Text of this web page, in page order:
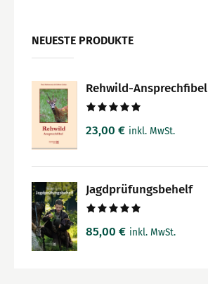
NEUESTE PRODUKTE
Rehwild-Ansprechfibel
mit5.00
23,00 € inkl. MwSt.
Jagdprüfungsbehelf
mit5.00
85,00 € inkl. MwSt.